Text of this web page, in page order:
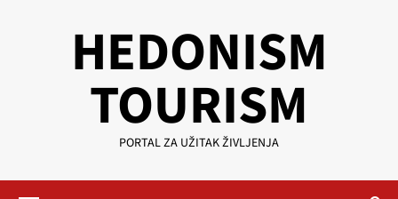
HEDONISM
TOURISM
PORTAL ZA UŽITAK ŽIVLJENJA